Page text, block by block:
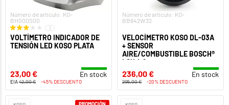
Número de artículo: KO-
BH000S00
1
VOLTÍMETRO INDICADOR DE
TENSIÓN LED KOSO PLATA
23,00 € En stock
EIA42,00 € -45% DESCUENTO
Número de artículo: KO-
BB642W32
VELOCÍMETRO KOSO DL-03A
+ SENSOR
AIRE/COMBUSTIBLE BOSCH®
LSU 4.9
236,00 € En stock
295,00 € -20% DESCUENTO